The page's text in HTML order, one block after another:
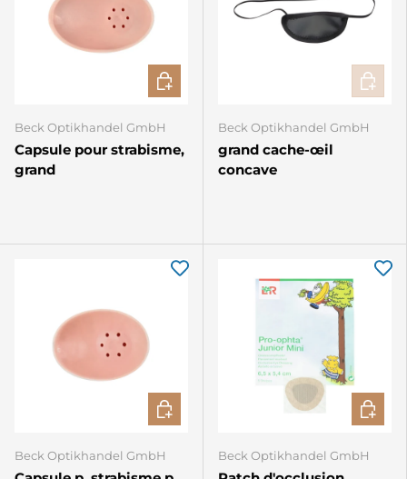
Beck Optikhandel GmbH
Capsule pour strabisme,
grand
AJOUTER AU PANIER
Beck Optikhandel GmbH
grand cache-œil
concave
Beck Optikhandel GmbH
AJOUTER AU PANIER
Beck Optikhandel GmbH